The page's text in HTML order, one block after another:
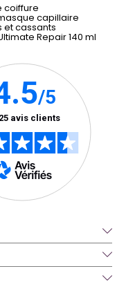
coiffure
capillaire
et cassants
Repair 140 ml